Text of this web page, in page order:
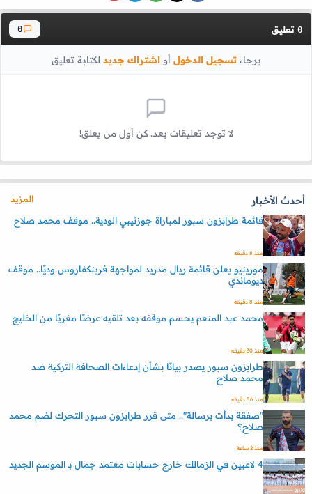
0 تعليق 0
برجاءتسجيل الدخول أواشتراك جديد لكتابة تعليق
لا توجد تعليقات بعد. كن أول من يعلق!
أحدث الأخبار
المزيد
قائمة طرابزون سبور لمباراة جوزتيبي الودية.. موقف محمد صلاح
منذ 8 دقيقه
مورينيو يعلن قائمة ريال مدريد لمواجهة فرينكفاروس وديًا.. موقف
ديوماندي
منذ 8 دقيقه
محمد عبد المنعم يحسم موقفه بعد تلقيه عرضًا مغريًا من الخليج
منذ 30 دقيقه
طرابزون سبور يصدر بيانًا بشأن إدعاءات الصحافة التركية ضد
محمد صلاح
منذ 56 دقيقه
"صفقة بدأت برسالة".. متى قرر طرابزون سبور التحرك لضم محمد
صلاح؟
منذ 2 ساعة
4 لاعبين في الزمالك خارج حسابات معتمد جمال بـ الموسم الجديد